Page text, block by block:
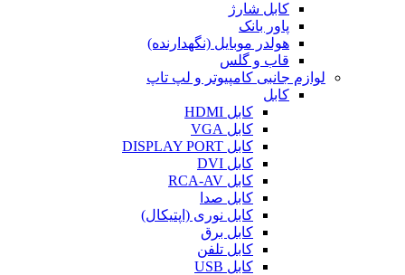
کابل شارژ
پاور بانک
هولدر موبایل (نگهدارنده)
قاب و گلس
لوازم جانبی کامپیوتر و لپ تاپ
کابل
کابل HDMI
کابل VGA
کابل DISPLAY PORT
کابل DVI
کابل RCA-AV
کابل صدا
کابل نوری (اپتیکال)
کابل برق
کابل تلفن
کابل USB